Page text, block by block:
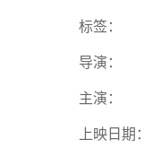
标签：
导演：
主演：
上映日期：